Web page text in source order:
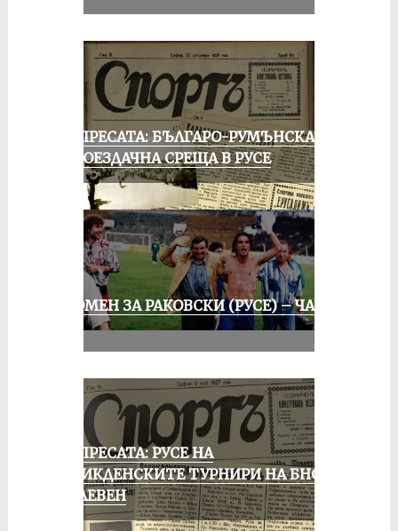
ОТ ПРЕСАТА: БЪЛГАРО-РУМЪНСКА
КОЛОЕЗДАЧНА СРЕЩА В РУСЕ
СПОМЕН ЗА РАКОВСКИ (РУСЕ) – ЧАСТ
ОТ ПРЕСАТА: РУСЕ НА
ВЕЛИКДЕНСКИТЕ ТУРНИРИ НА БНСФ
В ПЛЕВЕН